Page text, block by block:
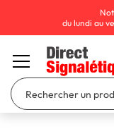
du lundi au